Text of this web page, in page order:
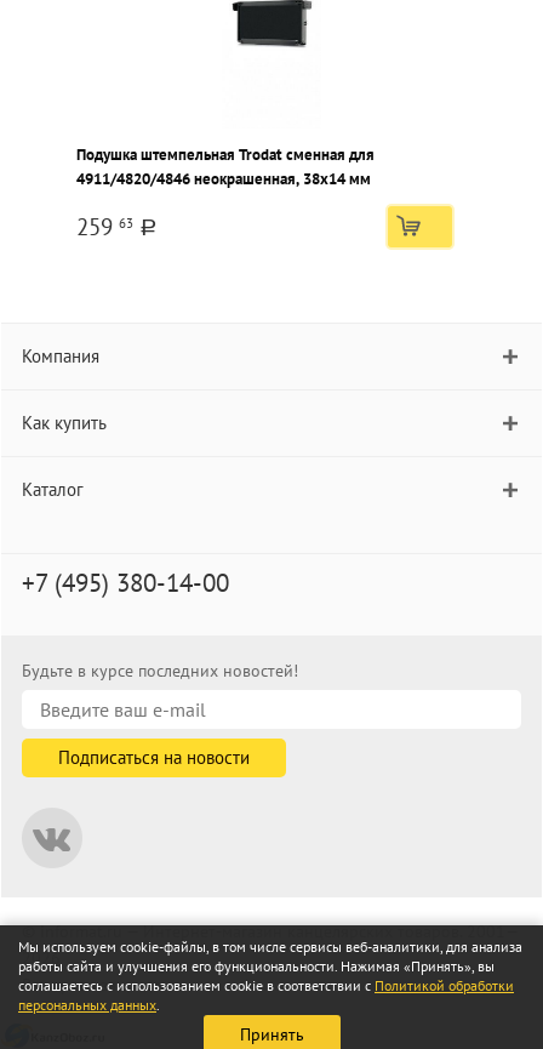
Подушка штемпельная Trodat сменная для
4911/4820/4846 неокрашенная, 38х14 мм
259 63 a
Компания
Как купить
Каталог
+7 (495) 380-14-00
Будьте в курсе последних новостей!
© informat.ru — Интернет-магазин канцелярских товаров. 2001—
2026
Все права защищены
Мы используем cookie-файлы, в том числе сервисы веб-аналитики, для анализа
работы сайта и улучшения его функциональности. Нажимая «Принять», вы
соглашаетесь с использованием cookie в соответствии с Политикой обработки
персональных данных.
Принять